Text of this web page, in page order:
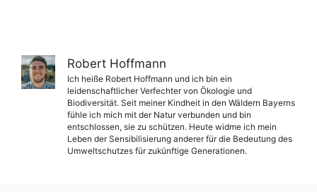
Robert Hoffmann
Ich heiße Robert Hoffmann und ich bin ein
leidenschaftlicher Verfechter von Ökologie und
Biodiversität. Seit meiner Kindheit in den Wäldern Bayerns
fühle ich mich mit der Natur verbunden und bin
entschlossen, sie zu schützen. Heute widme ich mein
Leben der Sensibilisierung anderer für die Bedeutung des
Umweltschutzes für zukünftige Generationen.